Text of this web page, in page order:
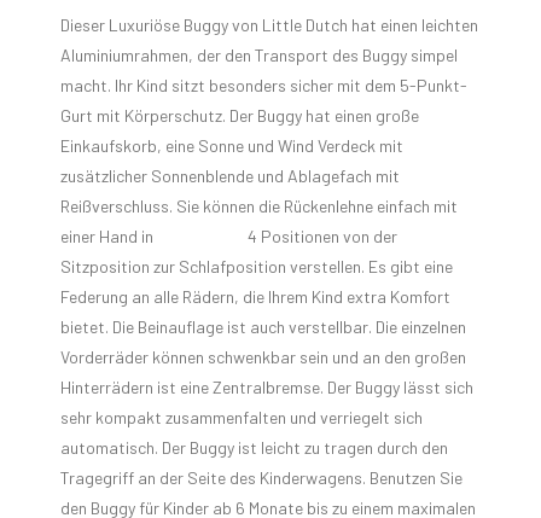
Dieser Luxuriöse Buggy von Little Dutch hat einen leichten
Aluminiumrahmen, der den Transport des Buggy simpel
macht. Ihr Kind sitzt besonders sicher mit dem 5-Punkt-
Gurt mit Körperschutz. Der Buggy hat einen große
Einkaufskorb, eine Sonne und Wind Verdeck mit
zusätzlicher Sonnenblende und Ablagefach mit
Reißverschluss. Sie können die Rückenlehne einfach mit
einer Hand in 4 Positionen von der
Sitzposition zur Schlafposition verstellen. Es gibt eine
Federung an alle Rädern, die Ihrem Kind extra Komfort
bietet. Die Beinauflage ist auch verstellbar. Die einzelnen
Vorderräder können schwenkbar sein und an den großen
Hinterrädern ist eine Zentralbremse. Der Buggy lässt sich
sehr kompakt zusammenfalten und verriegelt sich
automatisch. Der Buggy ist leicht zu tragen durch den
Tragegriff an der Seite des Kinderwagens. Benutzen Sie
den Buggy für Kinder ab 6 Monate bis zu einem maximalen